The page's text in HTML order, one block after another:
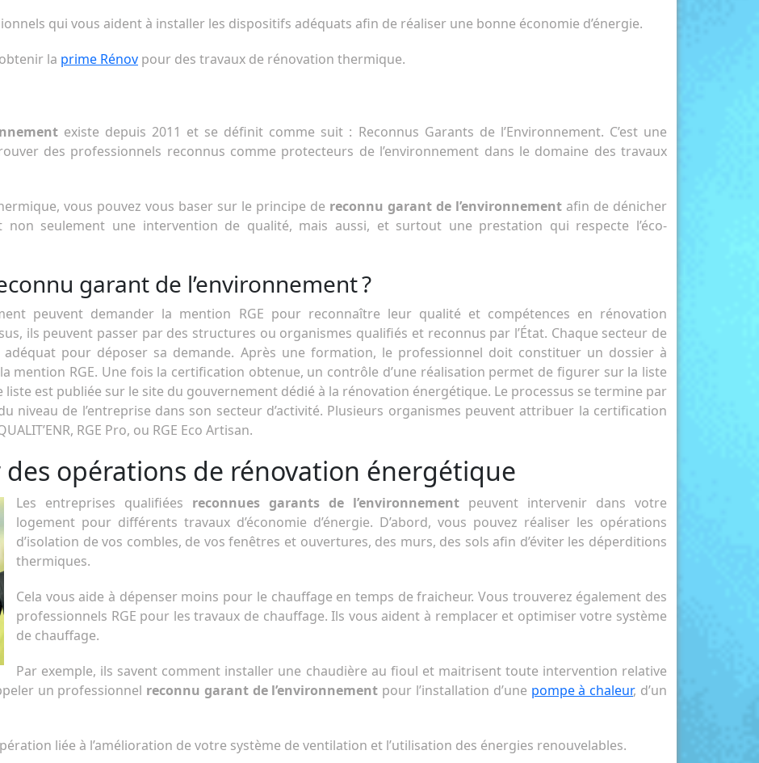
qui vous aident à installer les dispositifs adéquats afin de réaliser une bonne économie d’énergie.
la prime Rénov pour des travaux de rénovation thermique.
existe depuis 2011 et se définit comme suit : Reconnus Garants de l’Environnement. C’est une
des professionnels reconnus comme protecteurs de l’environnement dans le domaine des travaux
vous pouvez vous baser sur le principe de reconnu garant de l’environnement afin de dénicher
seulement une intervention de qualité, mais aussi, et surtout une prestation qui respecte l’éco-
garant de l’environnement ?
peuvent demander la mention RGE pour reconnaître leur qualité et compétences en rénovation
ils peuvent passer par des structures ou organismes qualifiés et reconnus par l’État. Chaque secteur de
adéquat pour déposer sa demande. Après une formation, le professionnel doit constituer un dossier à
mention RGE. Une fois la certification obtenue, un contrôle d’une réalisation permet de figurer sur la liste
liste est publiée sur le site du gouvernement dédié à la rénovation énergétique. Le processus se termine par
niveau de l’entreprise dans son secteur d’activité. Plusieurs organismes peuvent attribuer la certification
RGE Pro, ou RGE Eco Artisan.
des opérations de rénovation énergétique
Les entreprises qualifiées reconnues garants de l’environnement peuvent intervenir dans votre
logement pour différents travaux d’économie d’énergie. D’abord, vous pouvez réaliser les opérations
d’isolation de vos combles, de vos fenêtres et ouvertures, des murs, des sols afin d’éviter les déperditions
thermiques.
Cela vous aide à dépenser moins pour le chauffage en temps de fraicheur. Vous trouverez également des
professionnels RGE pour les travaux de chauffage. Ils vous aident à remplacer et optimiser votre système
de chauffage.
Par exemple, ils savent comment installer une chaudière au fioul et maitrisent toute intervention relative
un professionnel reconnu garant de l’environnement pour l’installation d’une pompe à chaleur, d’un
liée à l’amélioration de votre système de ventilation et l’utilisation des énergies renouvelables.